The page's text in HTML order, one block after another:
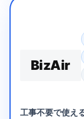
BizAir
工事不要で使え